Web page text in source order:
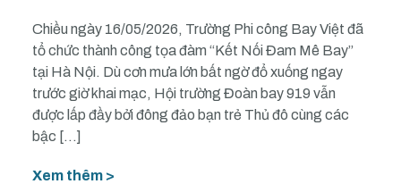
Chiều ngày 16/05/2026, Trường Phi công Bay Việt đã
tổ chức thành công tọa đàm “Kết Nối Đam Mê Bay”
tại Hà Nội. Dù cơn mưa lớn bất ngờ đổ xuống ngay
trước giờ khai mạc, Hội trường Đoàn bay 919 vẫn
được lấp đầy bởi đông đảo bạn trẻ Thủ đô cùng các
bậc […]
Xem thêm >